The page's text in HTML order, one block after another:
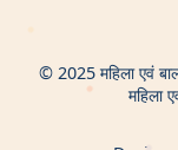
© 2025 महिला एवं
महिला